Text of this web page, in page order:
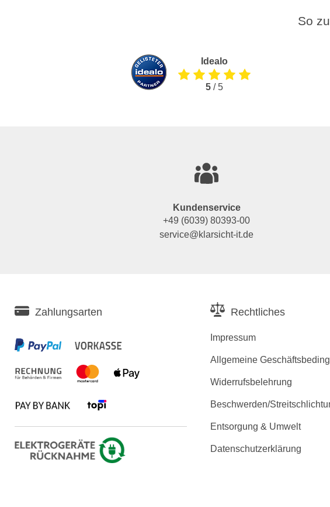
So
Idealo
5/ 5
Kundenservice
+49 (6039) 80393-00
service@klarsicht-it.de
Zahlungsarten Rechtliches
Impressum
Allgemeine
Widerrufsbelehrung
Beschwerden/
Entsorgung & Umwelt
Datenschutzerklärung